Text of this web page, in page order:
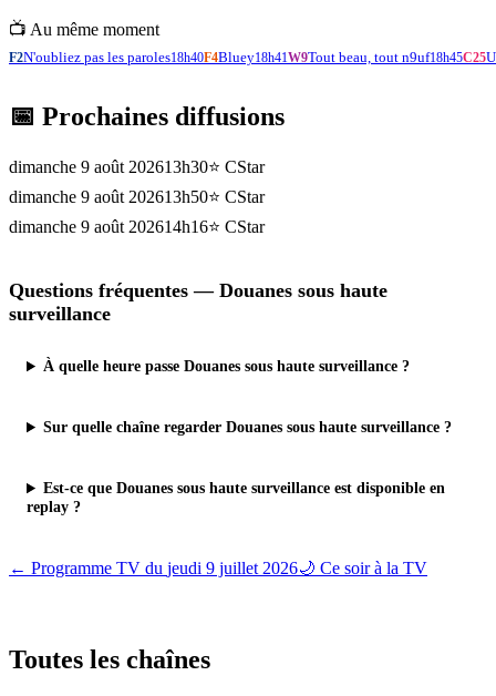
📺 Au même moment
F2N'oubliez pas les paroles18h40F4Bluey18h41W9Tout beau, tout n9uf18h45C25
📅 Prochaines diffusions
dimanche 9 août 202613h30⭐ CStar
dimanche 9 août 202613h50⭐ CStar
dimanche 9 août 202614h16⭐ CStar
Questions fréquentes — Douanes sous haute
surveillance
À quelle heure passe Douanes sous haute surveillance ?
Sur quelle chaîne regarder Douanes sous haute surveillance ?
Est-ce que Douanes sous haute surveillance est disponible en
replay ?
← Programme TV du jeudi 9 juillet 2026🌙 Ce soir à la TV
Toutes les chaînes